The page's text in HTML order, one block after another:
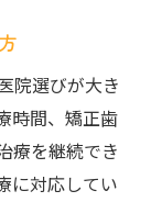
院選びが大き
時間、矯正歯
療を継続でき
に対応してい